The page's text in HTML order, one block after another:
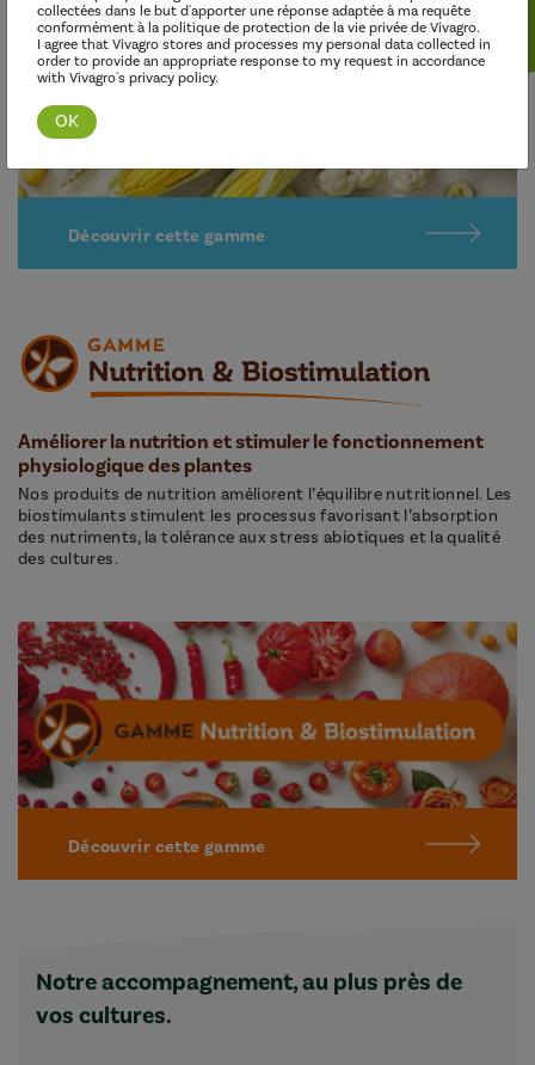
Découvrir cette gamme
Améliorer la nutrition et stimuler le fonctionnement
physiologique des plantes
Nos produits de nutrition améliorent l’équilibre nutritionnel. Les
biostimulants stimulent les processus favorisant l’absorption
des nutriments, la tolérance aux stress abiotiques et la qualité
des cultures.
Découvrir cette gamme
Notre accompagnement, au plus près de
vos cultures.
collectées dans le but d'apporter une réponse adaptée à ma requête
conformément à la politique de protection de la vie privée de Vivagro.
I agree that Vivagro stores and processes my personal data collected in
order to provide an appropriate response to my request in accordance
with Vivagro's privacy policy.